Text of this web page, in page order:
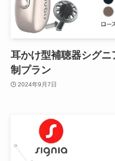
耳かけ型補聴器シグ
制プラン
2024年9月7日